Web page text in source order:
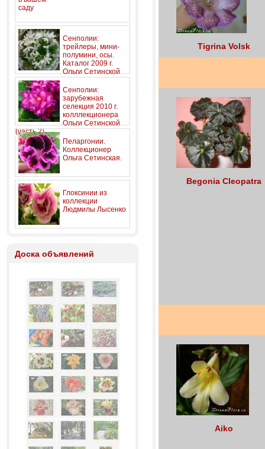
Сенполии:
трейлеры, мини-
полумини, осы.
Каталог 2009 г.
Ольги Сетинской
Сенполии:
зарубежная
селекция 2010 г.
колллекционера
Ольги Сетинской
(часть 2)
Пеларгонии.
Коллекционер
Ольга Сетинская.
Глоксинии из
коллекции
Людмилы Лысенко
Доска объявлений
Tigrina Volsk
Begonia Cleopatra
Aiko